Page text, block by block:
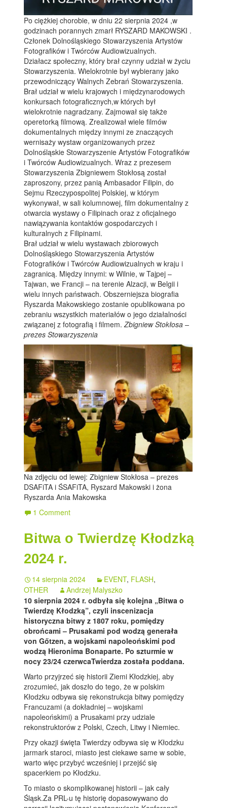
Po ciężkiej chorobie, w dniu 22 sierpnia 2024 ,w
godzinach porannych zmarł RYSZARD MAKOWSKI .
Członek Dolnośląskiego Stowarzyszenia Artystów
Fotografików i Twórców Audiowizualnych.
Działacz społeczny, który brał czynny udział w życiu
Stowarzyszenia. Wielokrotnie był wybierany jako
przewodniczący Walnych Zebrań Stowarzyszenia.
Brał udział w wielu krajowych i międzynarodowych
konkursach fotograficznych,w których był
wielokrotnie nagradzany. Zajmował się także
operetorką filmową. Zrealizował wiele filmów
dokumentalnych między innymi ze znaczących
wernisaży wystaw organizowanych przez
Dolnośląskie Stowarzyszenie Artystów Fotografików
i Twórców Audiowizualnych. Wraz z prezesem
Stowarzyszenia Zbigniewem Stokłosą został
zaproszony, przez panią Ambasador Filipin, do
Sejmu Rzeczypospolitej Polskiej, w którym
wykonywał, w sali kolumnowej, film dokumentalny z
otwarcia wystawy o Filipinach oraz z oficjalnego
nawiązywania kontaktów gospodarczych i
kulturalnych z Filipinami.
Brał udział w wielu wystawach zbiorowych
Dolnośląskiego Stowarzyszenia Artystów
Fotografików i Twórców Audiowizualnych w kraju i
zagranicą. Między innymi: w Wilnie, w Tajpej –
Tajwan, we Francji – na terenie Alzacji, w Belgii i
wielu innych państwach. Obszerniejsza biografia
Ryszarda Makowskiego zostanie opublikowana po
zebraniu wszystkich materiałów o jego działalności
związanej z fotografią i filmem.Zbigniew Stokłosa –
prezes Stowarzyszenia
Na zdjęciu od lewej: Zbigniew Stokłosa – prezes
DSAFiTA i ŚSAFiTA, Ryszard Makowski i żona
Ryszarda Ania Makowska
1 Comment
Bitwa o Twierdzę Kłodzką
2024 r.
14 sierpnia 2024 EVENT, FLASH,
OTHER
Andrzej Malyszko
10 sierpnia 2024 r. odbyła się kolejna „Bitwa o
Twierdzę Kłodzką”, czyli inscenizacja
historyczna bitwy z 1807 roku, pomiędzy
obrońcami – Prusakami pod wodzą generała
von Gőtzen, a wojskami napoleońskimi pod
wodzą Hieronima Bonaparte. Po szturmie w
nocy 23/24 czerwcaTwierdza została poddana.
Warto przyjrzeć się historii Ziemi Kłodzkiej, aby
zrozumieć, jak doszło do tego, że w polskim
Kłodzku odbywa się rekonstrukcja bitwy pomiędzy
Francuzami (a dokładniej – wojskami
napoleońskimi) a Prusakami przy udziale
rekonstruktorów z Polski, Czech, Litwy i Niemiec.
Przy okazji święta Twierdzy odbywa się w Kłodzku
jarmark staroci, miasto jest ciekawe same w sobie,
warto więc przybyć wcześniej i przejść się
spacerkiem po Kłodzku.
To miasto o skomplikowanej historii – jak cały
Śląsk.Za PRL-u tę historię dopasowywano do